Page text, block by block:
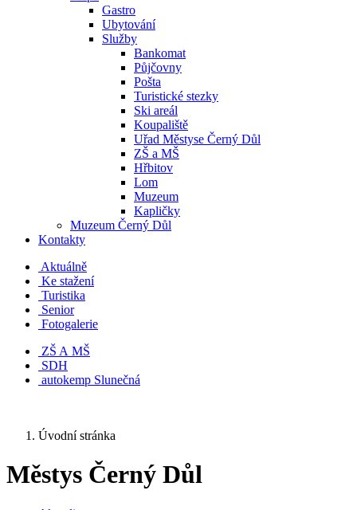
Gastro
Ubytování
Služby
Bankomat
Půjčovny
Pošta
Turistické stezky
Ski areál
Koupaliště
Uřad Městyse Černý Důl
ZŠ a MŠ
Hřbitov
Lom
Muzeum
Kapličky
Muzeum Černý Důl
Kontakty
Aktuálně
Ke stažení
Turistika
Senior
Fotogalerie
ZŠ A MŠ
SDH
autokemp Slunečná
Úvodní stránka
Městys Černý Důl